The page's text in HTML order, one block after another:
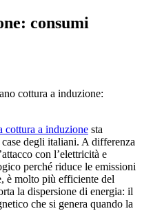
consumi
cottura a induzione:
cottura a induzione sta
degli italiani. A differenza
con l’elettricità e
perché riduce le emissioni
è molto più efficiente del
la dispersione di energia: il
che si genera quando la